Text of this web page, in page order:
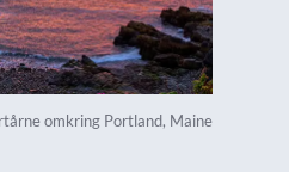
omkring Portland, Maine